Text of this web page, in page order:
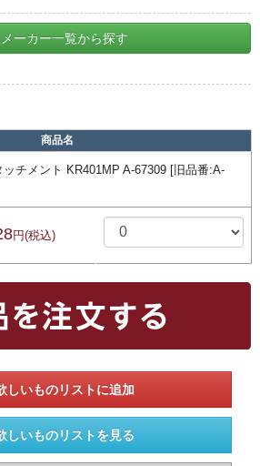
メーカー一覧から探す
商品名
チメント KR401MP A-67309 [旧品番:A-
円(税込)
しいものリストを見る